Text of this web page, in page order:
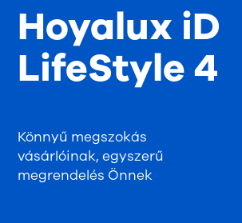
Könnyű megszokás
vásárlóinak, egyszerű
megrendelés Önnek
Hoyalux iD
LifeStyle 4